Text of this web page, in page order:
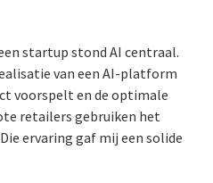
startup stond AI centraal.
van een AI-platform
voorspelt en de optimale
retailers gebruiken het
ervaring gaf mij een solide